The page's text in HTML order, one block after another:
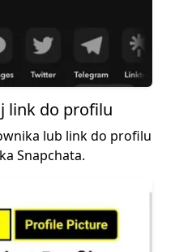
link do profilu
lub link do profilu
Snapchata.